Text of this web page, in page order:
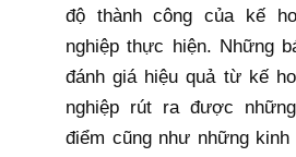
độ thành công của kế
nghiệp thực hiện. Những
đánh giá hiệu quả từ kế
nghiệp rút ra được
điểm cũng như những kinh